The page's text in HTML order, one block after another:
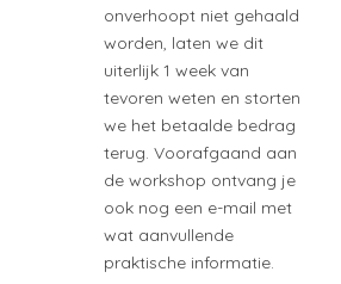
onverhoopt niet gehaald
worden, laten we dit
uiterlijk 1 week van
tevoren weten en storten
we het betaalde bedrag
terug. Voorafgaand aan
de workshop ontvang je
ook nog een e-mail met
wat aanvullende
praktische informatie.